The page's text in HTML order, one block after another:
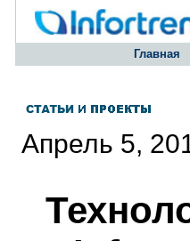
Главная
Апрель 5,